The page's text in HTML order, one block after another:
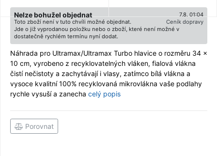
7.8. 01:04
Nelze bohužel objednat
Ceník dopravy
Toto zboží není v tuto chvíli možné objednat.
Jde o již vyprodanou položku nebo o zboží, které není možné v
dostatečně rychlém termínu nyní dodat.
Náhrada pro Ultramax/Ultramax Turbo hlavice o rozměru 34 x
10 cm, vyrobeno z recyklovatelných vláken, fialová vlákna
čistí nečistoty a zachytávají i vlasy, zatímco bílá vlákna a
vysoce kvalitní 100% recyklovaná mikrovlákna vaše podlahy
rychle vysuší a zanecha celý popis
Porovnat